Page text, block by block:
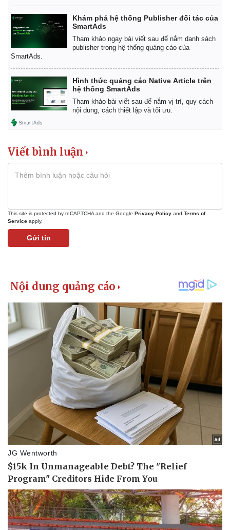
Kinh tế
Bất động sản
Khởi nghiệp
Khám phá hệ thống Publisher đối tác của
SmartAds
Tham khảo ngay bài viết sau để nắm danh sách
publisher trong hệ thống quảng cáo của
SmartAds.
Hình thức quảng cáo Native Article trên
hệ thống SmartAds
Tham khảo bài viết sau để nắm vị trí, quy cách
nội dung, cách thiết lập và tối ưu.
Viết bình luận
This site is protected by reCAPTCHA and the Google Privacy Policy and Terms of
Service apply.
Gửi tin